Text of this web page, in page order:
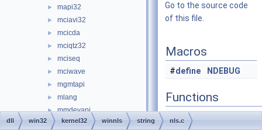
► mapi32
► mciavi32
► mcicda
► mciqtz32
► mciseq
► mciwave
► mgmtapi
► mlang
► mmdevapi
► mmdrv
Go to the source code
of this file.
Macros
#define NDEBUG
Functions
dll win32 kernel32 winnls string nls.c